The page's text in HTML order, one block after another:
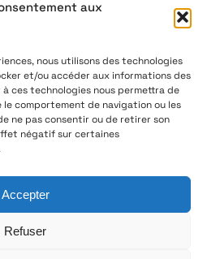
aux
nous utilisons des technologies
et/ou accéder aux informations des
ces technologies nous permettra de
comportement de navigation ou les
ne pas consentir ou de retirer son
négatif sur certaines
Accepter
Refuser
41 21 47
– Fabricant & distributeur de
LinkedIn